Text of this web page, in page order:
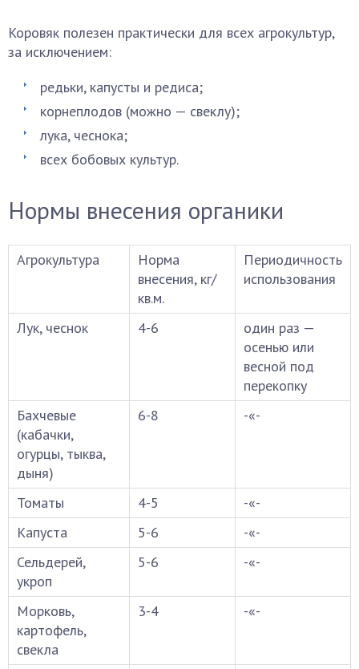
Коровяк полезен практически для всех агрокультур,
за исключением:
редьки, капусты и редиса;
корнеплодов (можно — свеклу);
лука, чеснока;
всех бобовых культур.
Нормы внесения органики
Агрокультура
Норма
внесения, кг/
кв.м.
Периодичность
использования
Лук, чеснок 4-6
один раз —
осенью или
весной под
перекопку
Бахчевые
(кабачки,
огурцы, тыква,
дыня)
6-8 -«-
Томаты 4-5
-«-
Капуста
5-6
-«-
Сельдерей,
укроп
5-6 -«-
Морковь,
картофель,
свекла
3-4 -«-